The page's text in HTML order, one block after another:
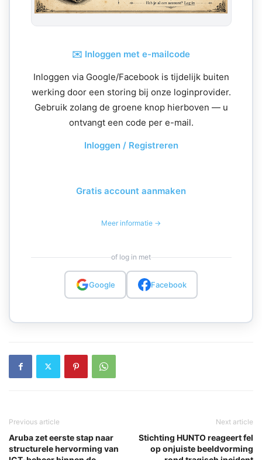
✉️ Inloggen met e-mailcode
Inloggen via Google/Facebook is tijdelijk buiten
werking door een storing bij onze loginprovider.
Gebruik zolang de groene knop hierboven — u
ontvangt een code per e-mail.
Inloggen / Registreren
Gratis account aanmaken
Meer informatie →
of log in met
Google Facebook
Previous article
Aruba zet eerste stap naar
structurele hervorming van
Next article
Stichting HUNTO reageert fel
op onjuiste beeldvorming